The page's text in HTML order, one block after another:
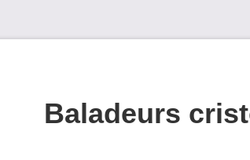
Baladeurs